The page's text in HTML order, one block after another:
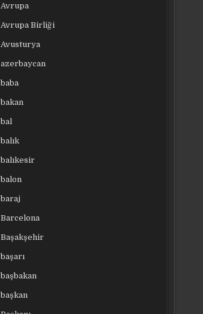
Avrupa
Avrupa Birliği
Avusturya
azerbaycan
baba
bakan
bal
balık
balıkesir
balon
baraj
Barcelona
Başakşehir
başarı
başbakan
başkan